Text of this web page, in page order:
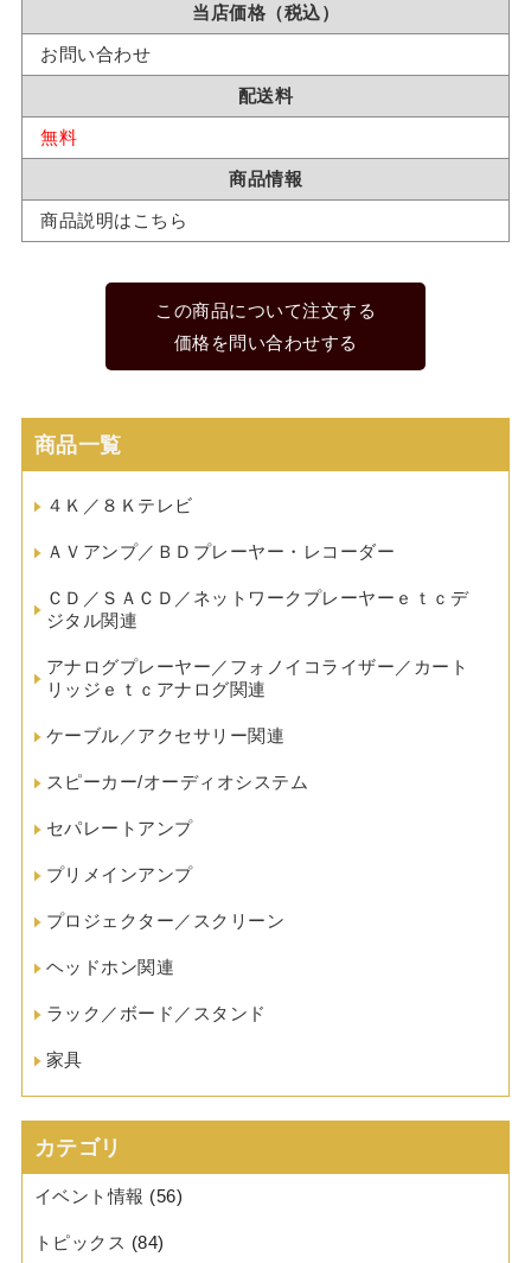
当店価格（税込）
お問い合わせ
配送料
無料
商品情報
商品説明はこちら
この商品について注文する
価格を問い合わせする
商品一覧
４Ｋ／８Ｋテレビ
ＡＶアンプ／ＢＤプレーヤー・レコーダー
ＣＤ／ＳＡＣＤ／ネットワークプレーヤーｅｔｃデ
ジタル関連
アナログプレーヤー／フォノイコライザー／カート
リッジｅｔｃアナログ関連
ケーブル／アクセサリー関連
スピーカー/オーディオシステム
セパレートアンプ
プリメインアンプ
プロジェクター／スクリーン
ヘッドホン関連
ラック／ボード／スタンド
家具
カテゴリ
イベント情報 (56)
トピックス (84)